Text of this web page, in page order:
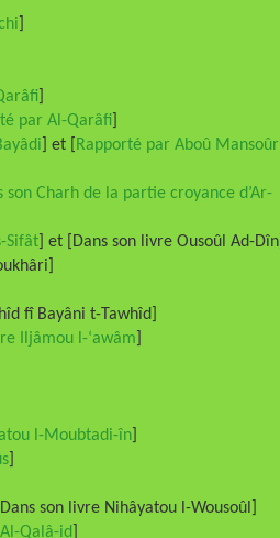
par Al-Qarâfi
] et [
Rapporté par Aboû Mansoûr
son Charh de la partie croyance d’Ar-
Sifât ] et [Dans son livre Ousoûl Ad-Dîn]
fî Bayâni t-Tawhîd]
Iljâmou l-‘awâm
l-Moubtadi-în
son livre Nihâyatou l-Wousoûl]
Qalâ-id